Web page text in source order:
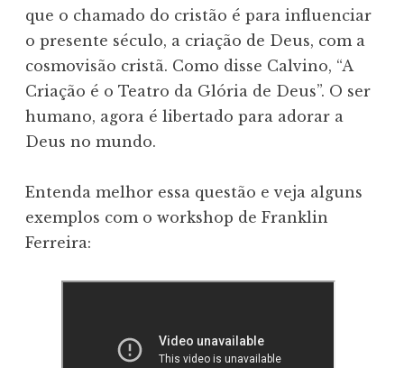
que o chamado do cristão é para influenciar
o presente século, a criação de Deus, com a
cosmovisão cristã. Como disse Calvino, “A
Criação é o Teatro da Glória de Deus”. O ser
humano, agora é libertado para adorar a
Deus no mundo.
Entenda melhor essa questão e veja alguns
exemplos com o workshop de Franklin
Ferreira: